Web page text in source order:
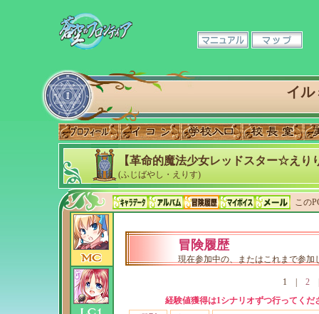
イル
【革命的魔法少女レッドスター☆え
(ふじばやし・えりす)
この
冒険履歴
現在参加中の、またはこれまで参
1 2
経験値獲得は1シナリオずつ行ってく